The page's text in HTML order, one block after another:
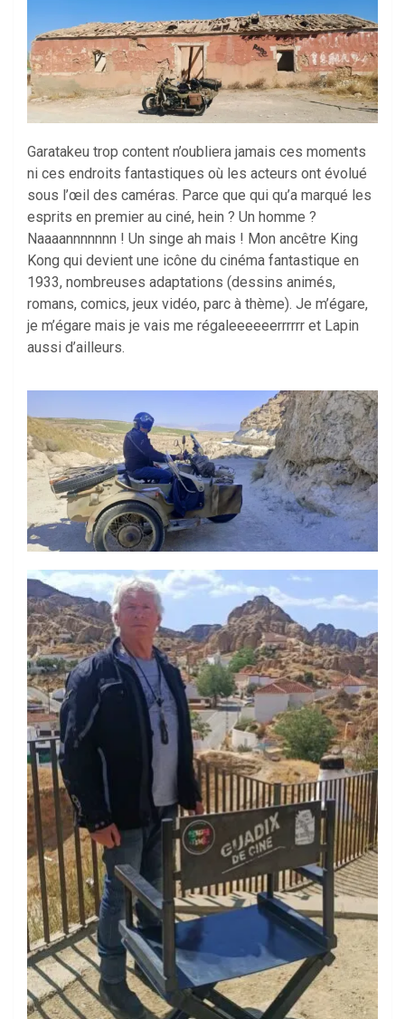
Garatakeu trop content n’oubliera jamais ces moments
ni ces endroits fantastiques où les acteurs ont évolué
sous l’œil des caméras. Parce que qui qu’a marqué les
esprits en premier au ciné, hein ? Un homme ?
Naaaannnnnnn ! Un singe ah mais ! Mon ancêtre King
Kong qui devient une icône du cinéma fantastique en
1933, nombreuses adaptations (dessins animés,
romans, comics, jeux vidéo, parc à thème). Je m’égare,
je m’égare mais je vais me régaleeeeeerrrrrr et Lapin
aussi d’ailleurs.